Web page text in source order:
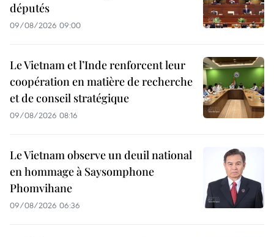
députés
09/08/2026 09:00
Le Vietnam et l’Inde renforcent leur
coopération en matière de recherche
et de conseil stratégique
09/08/2026 08:16
Le Vietnam observe un deuil national
en hommage à Saysomphone
Phomvihane
09/08/2026 06:36